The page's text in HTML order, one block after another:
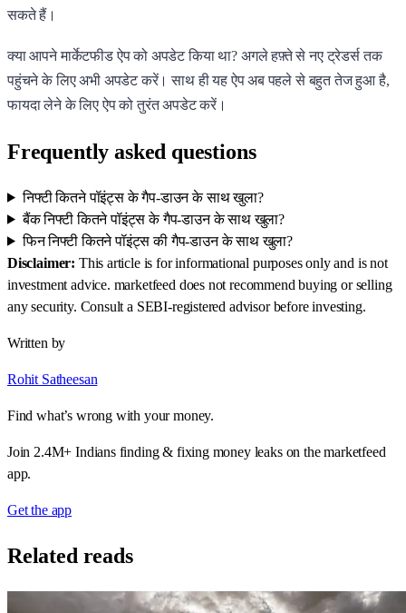
सकते हैं।
क्या आपने मार्केटफीड ऐप को अपडेट किया था? अगले हफ़्ते से नए ट्रेडर्स तक
पहुंचने के लिए अभी अपडेट करें। साथ ही यह ऐप अब पहले से बहुत तेज हुआ है,
फायदा लेने के लिए ऐप को तुरंत अपडेट करें।
Frequently asked questions
निफ्टी कितने पॉइंट्स के गैप-डाउन के साथ खुला?
बैंक निफ्टी कितने पॉइंट्स के गैप-डाउन के साथ खुला?
फिन निफ्टी कितने पॉइंट्स की गैप-डाउन के साथ खुला?
Disclaimer: This article is for informational purposes only and is not
investment advice. marketfeed does not recommend buying or selling
any security. Consult a SEBI-registered advisor before investing.
Written by
Rohit Satheesan
Find what’s wrong with your money.
Join 2.4M+ Indians finding & fixing money leaks on the marketfeed
app.
Get the app
Related reads